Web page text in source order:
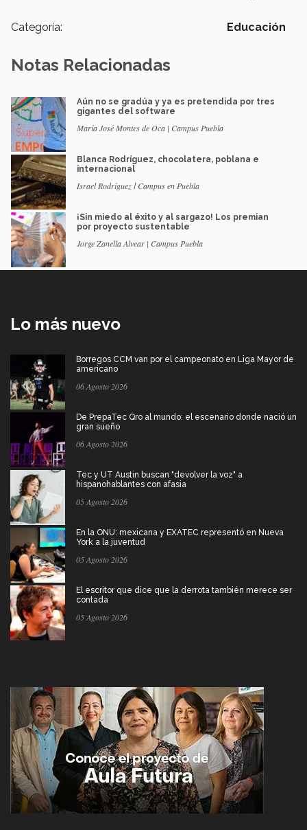
Categoría: Educación
Notas Relacionadas
Aún no se gradúa y ya es pretendida por tres
gigantes del software
María José Montes de Oca | Campus Puebla
Blanca Rodríguez, chocolatera, poblana e
internacional
Israel Rodríguez l Campus en Puebla
¡Sin miedo al éxito y al sargazo! Los premian
por proyecto sustentable
Jorge Zanella Alvear | Campus Puebla
Lo más nuevo
Borregos CCM van por el campeonato en Liga Mayor de
americano
06 Agosto 2026
De PrepaTec Qro al mundo: el escenario donde nació un
gran sueño
06 Agosto 2026
Tec y UT Austin buscan "devolver la voz" a
hispanohablantes con afasia
05 Agosto 2026
En la ONU: mexicana y EXATEC representó en Nueva
York a la juventud
05 Agosto 2026
El escritor que dice que la derrota también merece ser
contada
05 Agosto 2026